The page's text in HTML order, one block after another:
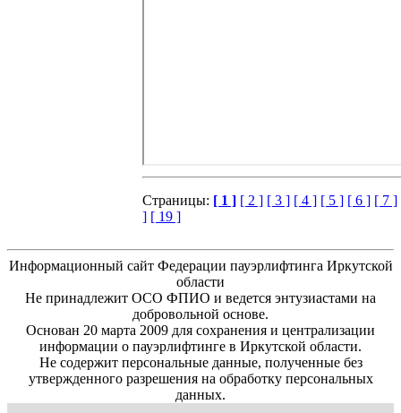
Страницы: [ 1 ] [ 2 ] [ 3 ] [ 4 ] [ 5 ] [ 6 ] [ 7 ]
] [ 19 ]
Информационный сайт Федерации пауэрлифтинга Иркутской
области
Не принадлежит ОСО ФПИО и ведется энтузиастами на
добровольной основе.
Основан 20 марта 2009 для сохранения и централизации
информации о пауэрлифтинге в Иркутской области.
Не содержит персональные данные, полученные без
утвержденного разрешения на обработку персональных
данных.